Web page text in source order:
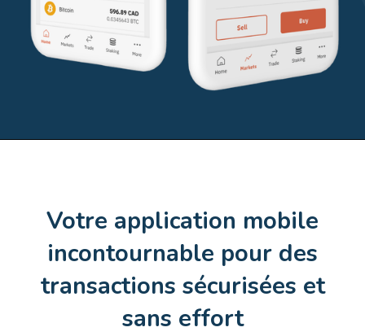
Votre application mobile
incontournable pour des
transactions sécurisées et
sans effort